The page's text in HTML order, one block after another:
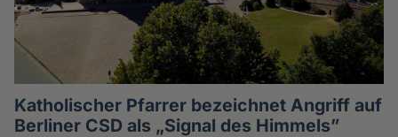
Katholischer Pfarrer bezeichnet Angriff auf
Berliner CSD als „Signal des Himmels”